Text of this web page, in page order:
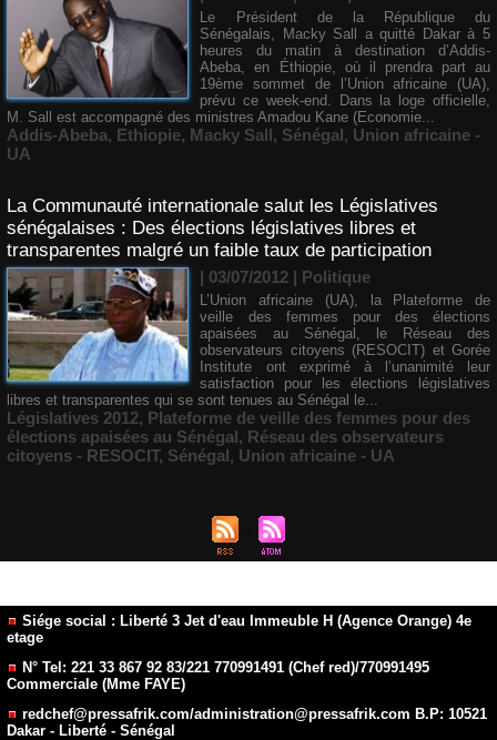
Le Président de la République du
Sénégalais, Macky Sall a quitté Dakar à 5
heures du matin à destination d’Addis-
Abeba, en Éthiopie, où il prendra part au
19ème sommet de l’Union africaine (UA),
prévu ce week-end. Dans la loge officielle,
M. Sall est accompagné des ministres Amadou Kane (Economie...
Addis-Abeba, Ethiopie, Macky Sall, Sénégal, Union africaine -
UA
La Communauté internationale salut les Législatives
sénégalaises : Des élections législatives libres et
transparentes malgré un faible taux de participation
| 03/07/2012 | Politique
L’Union africaine (UA), la Plateforme de
veille des femmes pour des élections
apaisées au Sénégal, le Réseau des
observateurs citoyens (RESOCIT) et Gorée
Institute ont exprimé à l’unanimité leur
satisfaction pour les élections législatives
libres et transparentes qui se sont tenues au Sénégal le...
Législatives 2012, Plateforme de veille des femmes pour des
élections apaisées au Sénégal, Réseau des observateurs
citoyens - RESOCIT, Sénégal, Union africaine - UA
Siége social : Liberté 3 Jet d'eau Immeuble H (Agence Orange) 4e
etage
N° Tel: 221 33 867 92 83/221 770991491 (Chef red)/770991495
Commerciale (Mme FAYE)
redchef@pressafrik.com/administration@pressafrik.com B.P: 10521
Dakar - Liberté - Sénégal